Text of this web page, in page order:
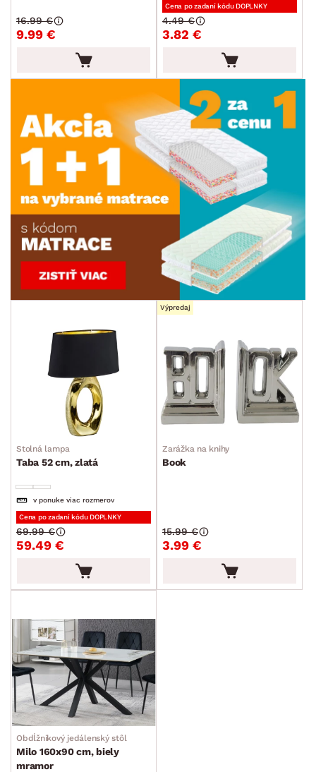
9.99 €
16.99 €
Cena po zadaní kódu DOPLNKY
3.82 €
4.49 €
Stolná lampa
Taba 52 cm, zlatá
v ponuke viac rozmerov
Cena po zadaní kódu DOPLNKY
59.49 €
69.99 €
Výpredaj
Zarážka na knihy
Book
3.99 €
15.99 €
Obdĺžnikový jedálenský stôl
Milo 160x90 cm, biely
mramor